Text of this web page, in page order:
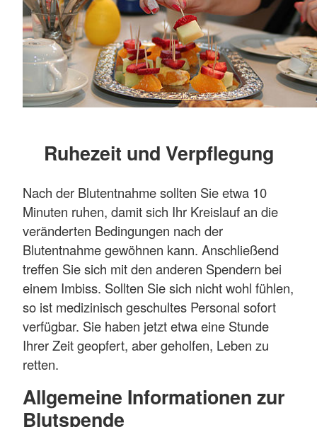
Ruhezeit und Verpflegung
Nach der Blutentnahme sollten Sie etwa 10
Minuten ruhen, damit sich Ihr Kreislauf an die
veränderten Bedingungen nach der
Blutentnahme gewöhnen kann. Anschließend
treffen Sie sich mit den anderen Spendern bei
einem Imbiss. Sollten Sie sich nicht wohl fühlen,
so ist medizinisch geschultes Personal sofort
verfügbar. Sie haben jetzt etwa eine Stunde
Ihrer Zeit geopfert, aber geholfen, Leben zu
retten.
Allgemeine Informationen zur
Blutspende